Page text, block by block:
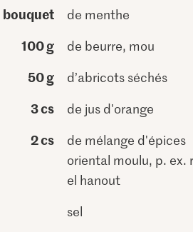
de menthe
100 g de beurre, mou
50 g d’abricots séchés
3 cs de jus d'orange
2 cs
de mélange d'épices
oriental moulu, p. ex.
el hanout
sel